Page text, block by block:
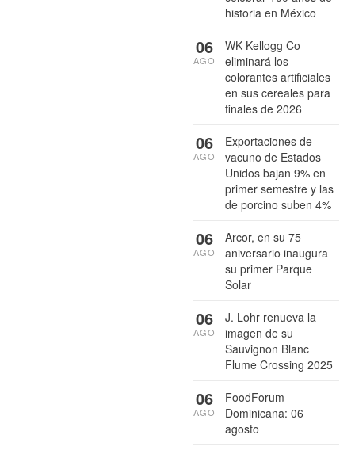
historia en México
WK Kellogg Co
eliminará los
colorantes artificiales
en sus cereales para
finales de 2026
06
AGO
Exportaciones de
vacuno de Estados
Unidos bajan 9% en
primer semestre y las
de porcino suben 4%
06
AGO
Arcor, en su 75
aniversario inaugura
su primer Parque
Solar
06
AGO
J. Lohr renueva la
imagen de su
Sauvignon Blanc
Flume Crossing 2025
06
AGO
FoodForum
Dominicana: 06
agosto
06
AGO